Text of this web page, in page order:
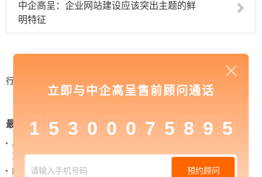
中企高呈：企业网站建设应该突出主题的鲜
明特征
行业资讯
最新新闻
从 “黑神话：悟空” 的成功，看企业网站如何撬动品牌
力量
内容管理：媒体资讯网站搭建的隐藏大BOSS
立即与中企高呈售前顾问通话
1 5 3 0 0 0 7 5 8 9 5
预约顾问